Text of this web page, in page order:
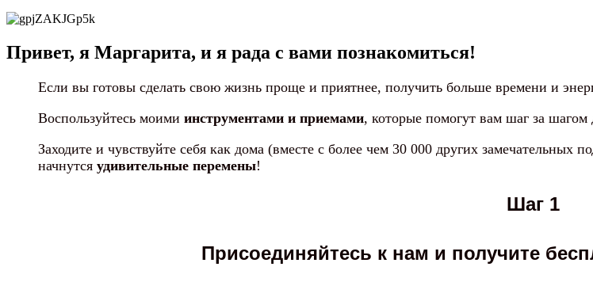
Привет, я Маргарита, и я рада с вами познакомиться!
Если вы готовы сделать свою жизнь проще и приятнее, получить больше времени и
Воспользуйтесь моими инструментами и приемами, которые помогут вам шаг за
Заходите и чувствуйте себя как дома (вместе с более чем 30 000 других
начнутся удивительные перемены!
Шаг 1
Присоединяйтесь к нам и получите